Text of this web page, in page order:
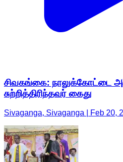
சிவகங்கை: நாலுக்கோட்டை
சுற்றித்திரிந்தவர் கைது
Sivaganga, Sivaganga | Feb 20,